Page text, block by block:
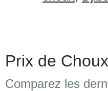
Prix de
Comparez les